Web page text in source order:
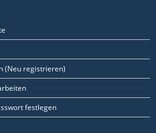
(Neu registrieren)
festlegen